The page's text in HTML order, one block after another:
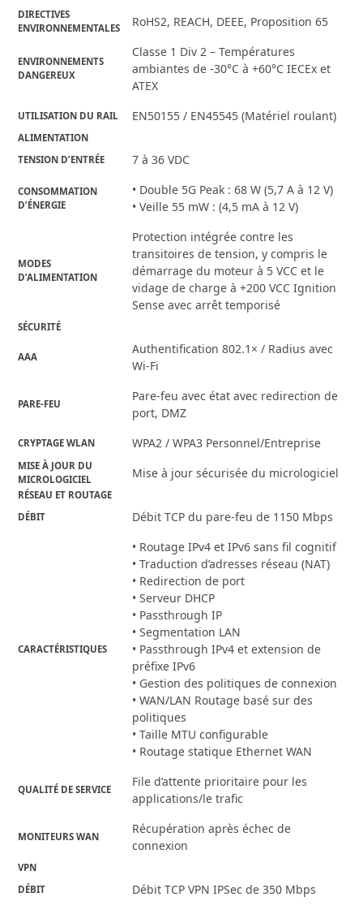
DIRECTIVES
ENVIRONNEMENTALES
RoHS2, REACH, DEEE, Proposition 65
ENVIRONNEMENTS
DANGEREUX
Classe 1 Div 2 – Températures
ambiantes de -30°C à +60°C IECEx et
ATEX
UTILISATION DU RAIL EN50155 / EN45545 (Matériel roulant)
ALIMENTATION
TENSION D’ENTRÉE
7 à 36 VDC
CONSOMMATION
D’ÉNERGIE
• Double 5G Peak : 68 W (5,7 A à 12 V)
• Veille 55 mW : (4,5 mA à 12 V)
MODES
D’ALIMENTATION
Protection intégrée contre les
transitoires de tension, y compris le
démarrage du moteur à 5 VCC et le
vidage de charge à +200 VCC Ignition
Sense avec arrêt temporisé
SÉCURITÉ
AAA
Authentification 802.1× / Radius avec
Wi-Fi
PARE-FEU
Pare-feu avec état avec redirection de
port, DMZ
CRYPTAGE WLAN WPA2 / WPA3 Personnel/Entreprise
MISE À JOUR DU
MICROLOGICIEL
Mise à jour sécurisée du micrologiciel
RÉSEAU ET ROUTAGE
DÉBIT
Débit TCP du pare-feu de 1150 Mbps
CARACTÉRISTIQUES
• Routage IPv4 et IPv6 sans fil cognitif
• Traduction d’adresses réseau (NAT)
• Redirection de port
• Serveur DHCP
• Passthrough IP
• Segmentation LAN
• Passthrough IPv4 et extension de
préfixe IPv6
• Gestion des politiques de connexion
• WAN/LAN Routage basé sur des
politiques
• Taille MTU configurable
• Routage statique Ethernet WAN
QUALITÉ DE SERVICE
File d’attente prioritaire pour les
applications/le trafic
MONITEURS WAN
Récupération après échec de
connexion
VPN
DÉBIT
Débit TCP VPN IPSec de 350 Mbps